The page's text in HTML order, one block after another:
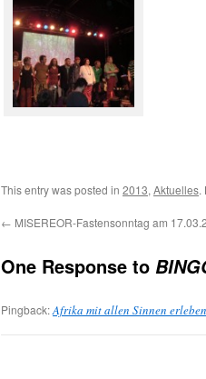
This entry was posted in 2013, Aktuelles.
← MISEREOR-Fastensonntag am
One Response to
Pingback:Afrika mit allen Sinnen